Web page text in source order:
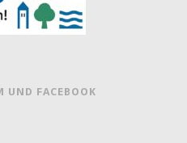
UND FACEBOOK